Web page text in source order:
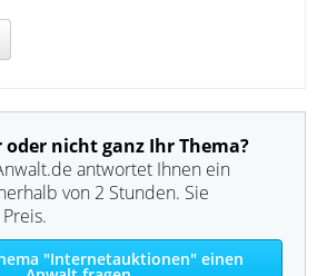
nicht ganz Ihr Thema?
antwortet Ihnen ein
von 2 Stunden. Sie
"Internetauktionen" einen